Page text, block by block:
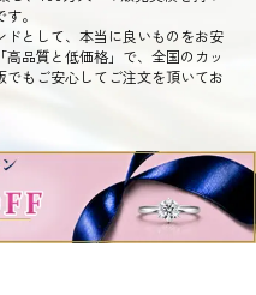
。
として、本当に良いものをお安
品質と低価格」で、全国のカッ
もご安心してご注文を頂いてお
RESERVED.